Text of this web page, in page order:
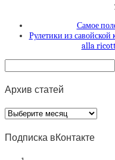
Самое
Рулетики из
alla
Архив статей
Архив
статей
Подписка вКонтакте